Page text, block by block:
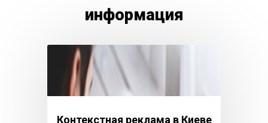
информация
Контекстная реклама в Киеве